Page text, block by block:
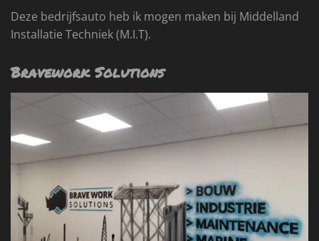
Deze bedrijfsauto heb ik mogen maken bij Middelland
Installatie Techniek (M.I.T).
Bravework Solutions